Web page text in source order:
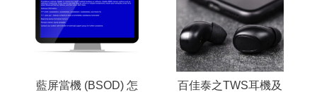
藍屏當機 (BSOD) 怎
百佳泰之TWS耳機及